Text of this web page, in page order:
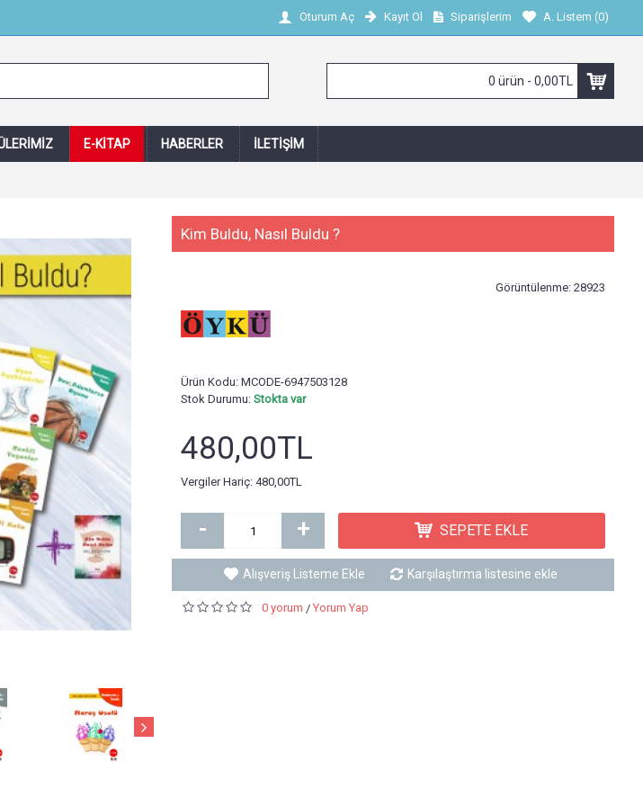
Oturum Aç Kayıt Ol Siparişlerim A. Listem (0)
0 ürün - 0,00TL
E-KITAP HABERLER İLETIŞIM
Kim Buldu, Nasıl Buldu ?
Görüntülenme: 28923
Ürün Kodu: MCODE-6947503128
Stok Durumu: Stokta var
480,00TL
Vergiler Hariç: 480,00TL
- + SEPETE EKLE
Alışveriş Listeme Ekle Karşılaştırma listesine ekle
0 yorum / Yorum Yap